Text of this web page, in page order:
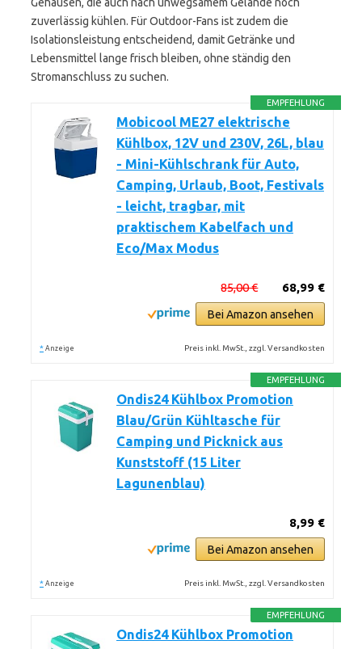
zuverlässig kühlen. Für Outdoor-Fans ist zudem die
Isolationsleistung entscheidend, damit Getränke und
Lebensmittel lange frisch bleiben, ohne ständig den
Stromanschluss zu suchen.
EMPFEHLUNG
Mobicool ME27 elektrische
Kühlbox, 12V und 230V, 26L, blau
- Mini-Kühlschrank für Auto,
Camping, Urlaub, Boot, Festivals
- leicht, tragbar, mit
praktischem Kabelfach und
Eco/Max Modus
68,99 €
85,00 €
Bei Amazon ansehen
* Anzeige Preis inkl. MwSt., zzgl. Versandkosten
EMPFEHLUNG
Ondis24 Kühlbox Promotion
Blau/Grün Kühltasche für
Camping und Picknick aus
Kunststoff (15 Liter
Lagunenblau)
8,99 €
Bei Amazon ansehen
* Anzeige Preis inkl. MwSt., zzgl. Versandkosten
EMPFEHLUNG
Ondis24 Kühlbox Promotion